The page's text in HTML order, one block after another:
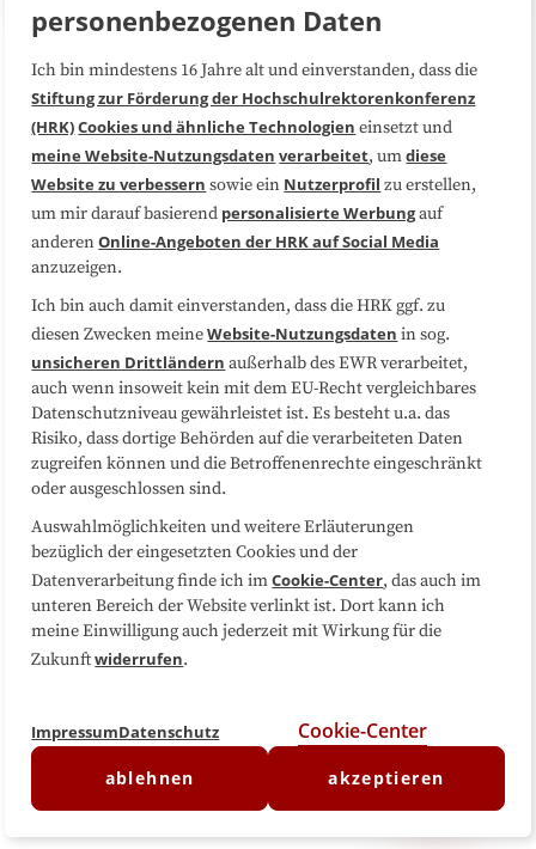
Über uns FAQ
Medienarbeit Kooperationen
Datenschutzerklärung Impressum
Sitemap
Folgen Sie uns
personenbezogenen Daten
Ich bin mindestens 16 Jahre alt und einverstanden, dass die
Stiftung zur Förderung der Hochschulrektorenkonferenz
(HRK)Cookies und ähnliche Technologien einsetzt und
meine Website-Nutzungsdaten verarbeitet, umdiese
Website zu verbessern sowie ein Nutzerprofil zu erstellen,
um mir darauf basierend personalisierte Werbungauf
anderenOnline-Angeboten der HRK auf Social Media
anzuzeigen.
Ich bin auch damit einverstanden, dass die HRK ggf. zu
diesen Zwecken meineWebsite-Nutzungsdaten in sog.
unsicheren Drittländern außerhalb des EWR verarbeitet,
auch wenn insoweit kein mit dem EU-Recht vergleichbares
Datenschutzniveau gewährleistet ist. Es besteht u.a. das
Risiko, dass dortige Behörden auf die verarbeiteten Daten
zugreifen können und die Betroffenenrechte eingeschränkt
oder ausgeschlossen sind.
Auswahlmöglichkeiten und weitere Erläuterungen
bezüglich der eingesetzten Cookies und der
Datenverarbeitung finde ich imCookie-Center, das auch im
unteren Bereich der Website verlinkt ist. Dort kann ich
meine Einwilligung auch jederzeit mit Wirkung für die
Zukunftwiderrufen.
ImpressumDatenschutz Cookie-Center
ablehnen akzeptieren